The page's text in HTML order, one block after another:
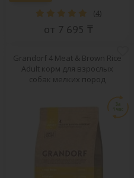
(4)
от 7 695 ₸
Grandorf 4 Meat & Brown Rice
Adult корм для взрослых
собак мелких пород